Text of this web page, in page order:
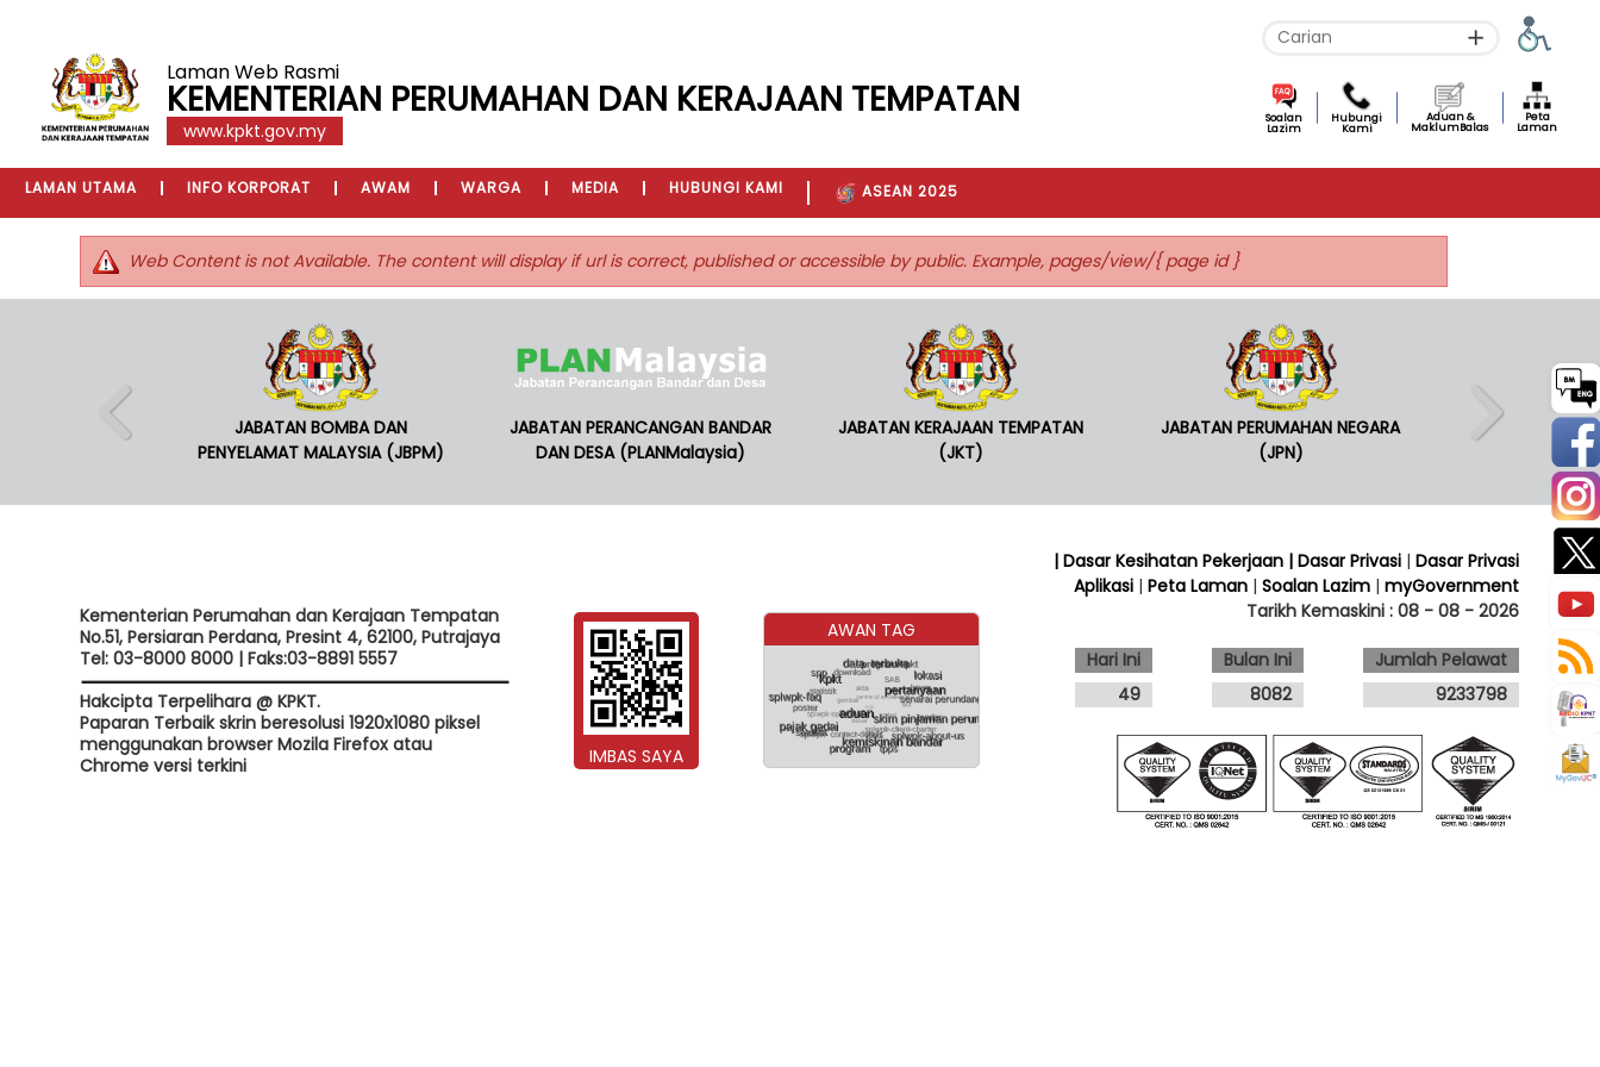
Laman Web Rasmi
KEMENTERIAN PERUMAHAN DAN KERAJAAN TEMPATAN
www.kpkt.gov.my
Soalan
Lazim
Hubungi
Kami
Aduan &
MaklumBalas
Peta
Laman
LAMAN UTAMA INFO KORPORAT AWAM WARGA MEDIA HUBUNGI KAMI ASEAN 2025
Web Content is not Available. The content will display if url is correct, published or accessible by public. Example, pages/view/{ page id }
JABATAN BOMBA DAN
PENYELAMAT MALAYSIA (JBPM)
JABATAN PERANCANGAN BANDAR
DAN DESA (PLANMalaysia)
JABATAN KERAJAAN TEMPATAN
(JKT)
JABATAN PERUMAHAN NEGARA
(JPN)
Kementerian Perumahan dan Kerajaan Tempatan
No.51, Persiaran Perdana, Presint 4, 62100, Putrajaya
Tel: 03-8000 8000 | Faks:03-8891 5557
Hakcipta Terpelihara @ KPKT.
Paparan Terbaik skrin beresolusi 1920x1080 piksel
menggunakan browser Mozila Firefox atau
Chrome versi terkini
IMBAS SAYA
AWAN TAG
| Dasar Kesihatan Pekerjaan | Dasar Privasi |Dasar Privasi
Aplikasi |Peta Laman |Soalan Lazim |myGovernment
Tarikh Kemaskini :08 - 08 - 2026
Hari Ini
49
Bulan Ini
8082
Jumlah Pelawat
9233798